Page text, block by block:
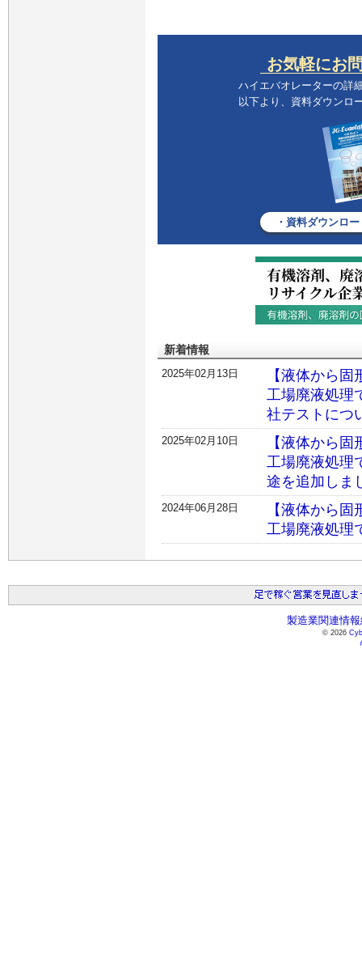
お気軽にお
ハイエバオレーターの詳
以下より、資料ダウンロ
・資料ダウンロー
新着情報
2025年02月13日
【液体から
工場廃液処理
社テストにつ
2025年02月10日
【液体から
工場廃液処理
途を追加しま
2024年06月28日
【液体から
工場廃液処理
製造業関連情
© 2026